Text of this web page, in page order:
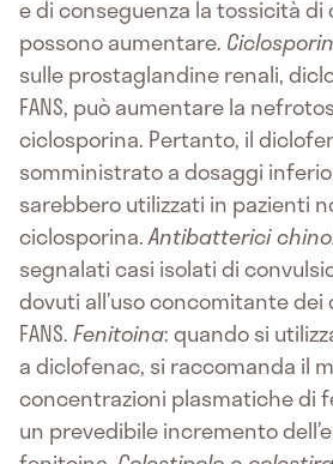
e di conseguenza la tossicità di
possono aumentare.
sulle prostaglandine renali,
FANS, può aumentare la
ciclosporina. Pertanto, il
somministrato a dosaggi
sarebbero utilizzati in pazienti
ciclosporina.Antibatterici
segnalati casi isolati di
dovuti all’uso concomitante dei
FANS.Fenitoina: quando si
a diclofenac, si raccomanda il
concentrazioni plasmatiche di
un prevedibile incremento